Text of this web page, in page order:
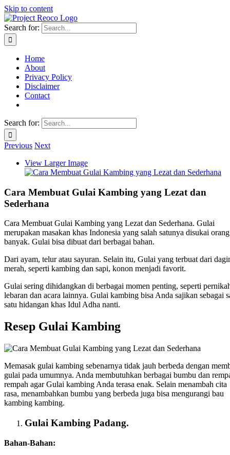
Skip to content
Search for:
Home
About
Privacy Policy
Disclaimer
Contact
Search for:
Previous Next
View Larger Image
Cara Membuat Gulai Kambing yang Lezat dan
Sederhana
Cara Membuat Gulai Kambing yang Lezat dan Sederhana. Gulai
merupakan masakan khas Indonesia yang salah satunya disukai orang
banyak. Gulai bisa dibuat dari berbagai bahan.
Dari ayam, telur atau sayuran. Selain itu, Gulai yang terbuat dari
merah, seperti kambing dan sapi, konon menjadi favorit.
Gulai sering dihidangkan di berbagai momen penting, seperti
lebaran dan acara lainnya. Gulai kambing bisa Anda sajikan sebagai
satu hidangan khas Idul Adha nanti.
Resep Gulai Kambing
Memasak gulai kambing sebenarnya tidak jauh berbeda dengan
gulai pada umumnya. Anda membutuhkan berbagai bumbu dan
rempah agar Gulai kambing Anda terasa enak. Selain menambah cita
rasa, menambahkan bumbu yang berbeda juga bisa mengurangi bau
kambing kambing.
Gulai Kambing Padang.
Bahan-Bahan: